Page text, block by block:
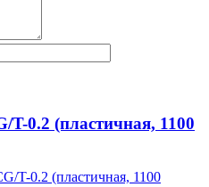
T-0.2 (пластичная, 1100